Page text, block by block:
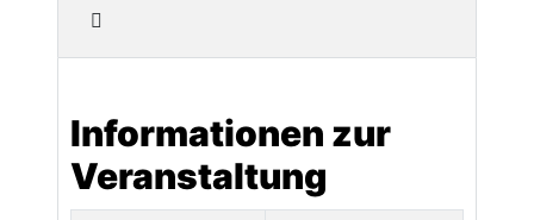
Informationen zur
Veranstaltung